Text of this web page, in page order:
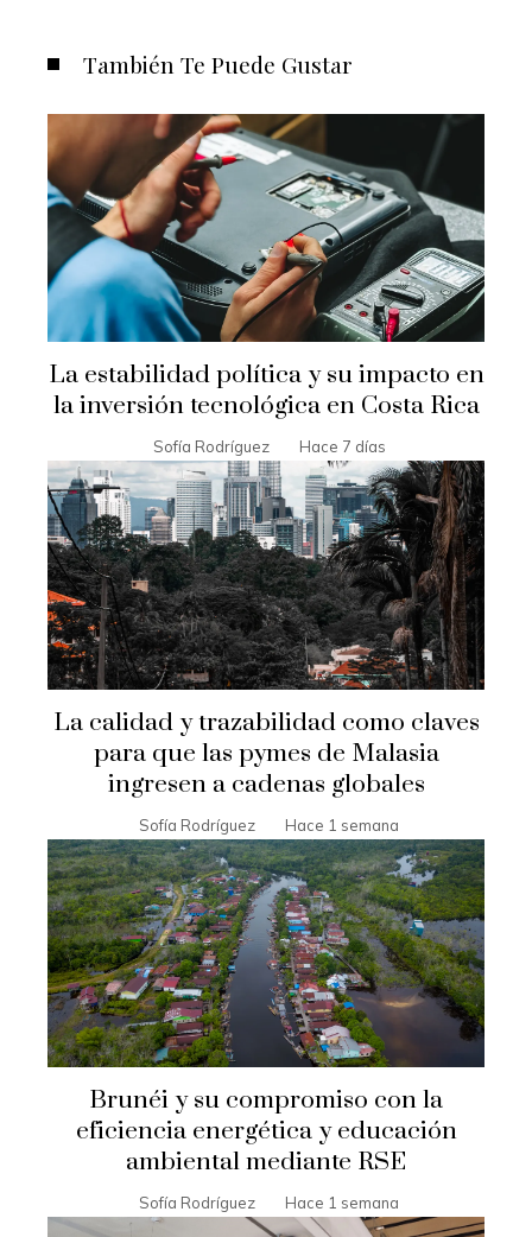
También Te Puede Gustar
La estabilidad política y su impacto en
la inversión tecnológica en Costa Rica
Sofía Rodríguez Hace 7 días
La calidad y trazabilidad como claves
para que las pymes de Malasia
ingresen a cadenas globales
Sofía Rodríguez Hace 1 semana
Brunéi y su compromiso con la
eficiencia energética y educación
ambiental mediante RSE
Sofía Rodríguez Hace 1 semana